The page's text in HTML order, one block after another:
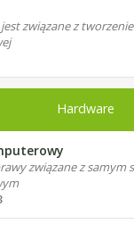
związane z
Hardware
związane z samym